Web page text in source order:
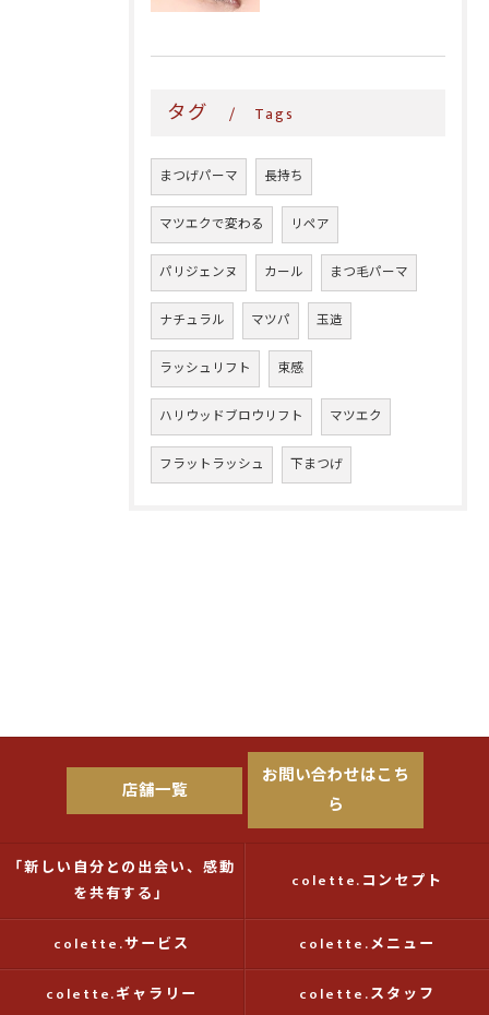
タグ Tags
まつげパーマ 長持ち
マツエクで変わる リペア
パリジェンヌ カール まつ毛パーマ
ナチュラル マツパ 玉造
ラッシュリフト 束感
ハリウッドブロウリフト マツエク
フラットラッシュ 下まつげ
店舗一覧
お問い合わせはこち
ら
「新しい自分との出会い、感動
を共有する」
colette.コンセプト
colette.サービス colette.メニュー
colette.ギャラリー colette.スタッフ